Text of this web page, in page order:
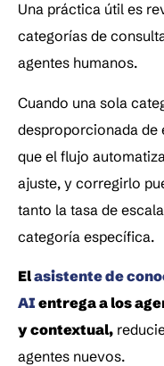
Una práctica útil es
categorías de
agentes humanos.
Cuando una sola
desproporcionada de
que el flujo
ajuste, y corregirlo
tanto la tasa de
categoría específica.
El asistente de
AI entrega a los
y contextual,
agentes nuevos.